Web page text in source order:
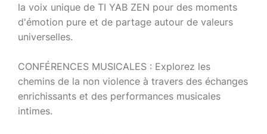
la voix unique de TI YAB ZEN pour des moments
d'émotion pure et de partage autour de valeurs
universelles.
CONFÉRENCES MUSICALES : Explorez les
chemins de la non violence à travers des échanges
enrichissants et des performances musicales
intimes.